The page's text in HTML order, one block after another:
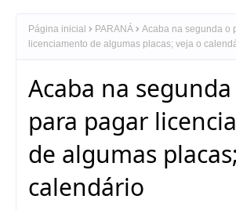
Página inicial PARANÁ
Acaba na segunda o
licenciamento de algumas placas; veja o
Acaba na
para pagar
de algumas
calendário